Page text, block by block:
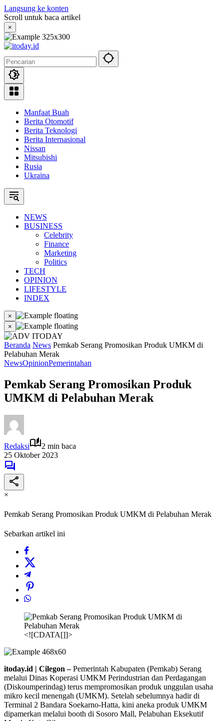
Langsung ke konten
Scroll untuk baca artikel
×
Manfaat Buah
Berita Otomotif
Berita Teknologi
Berita Internasional
Nissan
Mitsubishi
Rusia
Ukraina
NEWS
BUSINESS
Celebrity
Finance
Marketing
Politics
TECH
OPINION
LIFESTYLE
INDEX
×
×
Beranda News Pemkab Serang Promosikan Produk UMKM di
Pelabuhan Merak
NewsOpinionPemerintahan
Pemkab Serang Promosikan Produk
UMKM di Pelabuhan Merak
Redaksi
2 min baca
25 Oktober 2023
×
Pemkab Serang Promosikan Produk UMKM di Pelabuhan Merak
Sebarkan artikel ini
<![CDATA[]]>
itoday.id | Cilegon –Pemerintah Kabupaten (Pemkab) Serang
melalui Dinas Koperasi UMKM Perindustrian dan Perdagangan
(Diskoumperindag) terus mempromosikan produk unggulan usaha
mikro kecil menengah (UMKM). Setelah sebelumnya hadir di
Terminal 2 Bandara Soekarno-Hatta, kini aneka produk UMKM
dipamerkan melalui booth di Sosoro Mall, Pelabuhan Eksekutif